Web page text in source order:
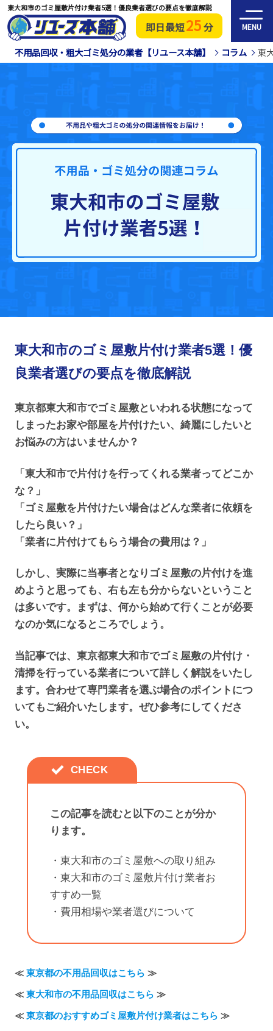
即日最短25分 MENU
東大和市のゴミ屋敷片付け業者5選！優良業者選びの要点を徹底解説
不用品回収・粗大ゴミ処分の業者【リユース本舗】 コラム 東
東大和市のゴミ屋敷片付け業者5選！優
良業者選びの要点を徹底解説
東京都東大和市でゴミ屋敷といわれる状態になって
しまったお家や部屋を片付けたい、綺麗にしたいと
お悩みの方はいませんか？
「東大和市で片付けを行ってくれる業者ってどこか
な？」
「ゴミ屋敷を片付けたい場合はどんな業者に依頼を
したら良い？」
「業者に片付けてもらう場合の費用は？」
しかし、実際に当事者となりゴミ屋敷の片付けを進
めようと思っても、右も左も分からないということ
は多いです。まずは、何から始めて行くことが必要
なのか気になるところでしょう。
当記事では、東京都東大和市でゴミ屋敷の片付け・
清掃を行っている業者について詳しく解説をいたし
ます。合わせて専門業者を選ぶ場合のポイントにつ
いてもご紹介いたします。ぜひ参考にしてくださ
い。
この記事を読むと以下のことが分か
ります。
・東大和市のゴミ屋敷への取り組み
・東大和市のゴミ屋敷片付け業者お
すすめ一覧
・費用相場や業者選びについて
≪ 東京都の不用品回収はこちら ≫
≪ 東大和市の不用品回収はこちら ≫
≪ 東京都のおすすめゴミ屋敷片付け業者はこちら ≫